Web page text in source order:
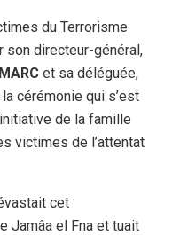
du Terrorisme
son directeur-général,
et sa déléguée,
cérémonie qui s’est
de la famille
victimes de l’attentat
cet
Jamâa el Fna et tuait